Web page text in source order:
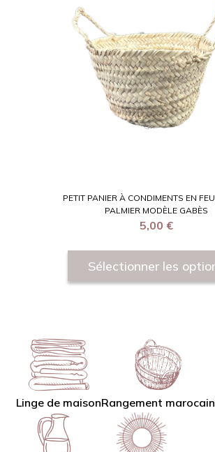
PETIT PANIER À CONDIMENTS EN
PALMIER MODÈLE GABÈS
5,00 €
Sélectionner les
Linge de maisonRangement marocain